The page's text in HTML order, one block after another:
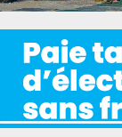
A
R
Y